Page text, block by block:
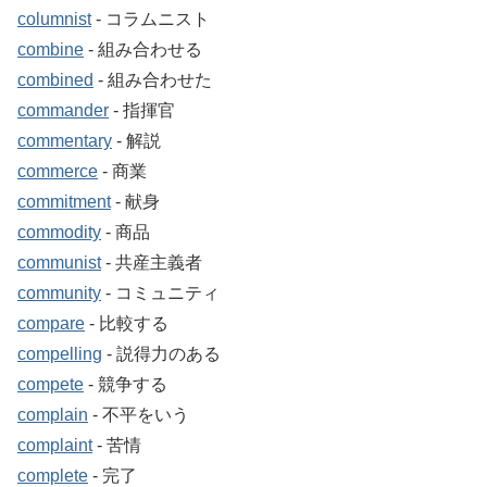
columnist‐ コラムニスト
combine ‐ 組み合わせる
combined ‐ 組み合わせた
commander ‐ 指揮官
commentary ‐ 解説
commerce ‐ 商業
commitment‐ 献身
commodity ‐ 商品
communist‐ 共産主義者
community ‐ コミュニティ
compare ‐ 比較する
compelling ‐ 説得力のある
compete ‐ 競争する
complain ‐ 不平をいう
complaint‐ 苦情
complete ‐ 完了